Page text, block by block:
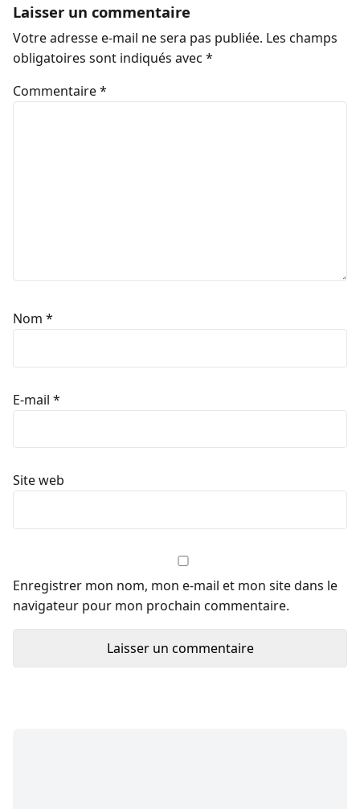
Laisser un commentaire
Votre adresse e-mail ne sera pas publiée. Les champs
obligatoires sont indiqués avec *
Commentaire*
Nom *
E-mail *
Site web
Enregistrer mon nom, mon e-mail et mon site dans le
navigateur pour mon prochain commentaire.